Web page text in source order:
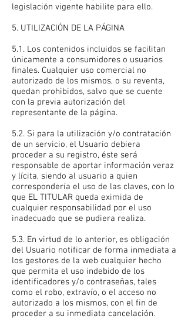
legislación vigente habilite para ello.
5. UTILIZACIÓN DE LA PÁGINA
5.1. Los contenidos incluidos se facilitan
únicamente a consumidores o usuarios
finales. Cualquier uso comercial no
autorizado de los mismos, o su reventa,
quedan prohibidos, salvo que se cuente
con la previa autorización del
representante de la página.
5.2. Si para la utilización y/o contratación
de un servicio, el Usuario debiera
proceder a su registro, éste será
responsable de aportar información veraz
y lícita, siendo al usuario a quien
correspondería el uso de las claves, con lo
que EL TITULAR queda eximida de
cualquier responsabilidad por el uso
inadecuado que se pudiera realiza.
5.3. En virtud de lo anterior, es obligación
del Usuario notificar de forma inmediata a
los gestores de la web cualquier hecho
que permita el uso indebido de los
identificadores y/o contraseñas, tales
como el robo, extravío, o el acceso no
autorizado a los mismos, con el fin de
proceder a su inmediata cancelación.